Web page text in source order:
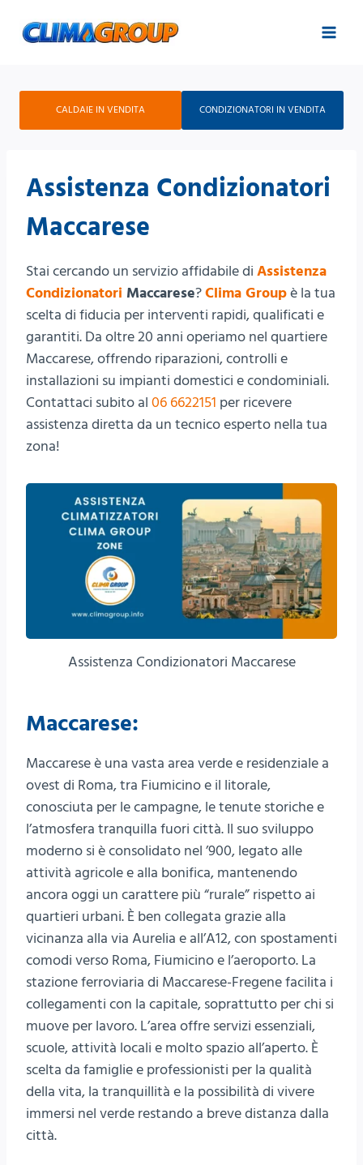
CALDAIE IN VENDITA CONDIZIONATORI IN VENDITA
Assistenza Condizionatori
Maccarese
Stai cercando un servizio affidabile di Assistenza
Condizionatori Maccarese?Clima Groupè la tua
scelta di fiducia per interventi rapidi, qualificati e
garantiti. Da oltre 20 anni operiamo nel quartiere
Maccarese, offrendo riparazioni, controlli e
installazioni su impianti domestici e condominiali.
Contattaci subito al 06 6622151 per ricevere
assistenza diretta da un tecnico esperto nella tua
zona!
Assistenza Condizionatori Maccarese
Maccarese:
Maccarese è una vasta area verde e residenziale a
ovest di Roma, tra Fiumicino e il litorale,
conosciuta per le campagne, le tenute storiche e
l’atmosfera tranquilla fuori città. Il suo sviluppo
moderno si è consolidato nel ’900, legato alle
attività agricole e alla bonifica, mantenendo
ancora oggi un carattere più “rurale” rispetto ai
quartieri urbani. È ben collegata grazie alla
vicinanza alla via Aurelia e all’A12, con spostamenti
comodi verso Roma, Fiumicino e l’aeroporto. La
stazione ferroviaria di Maccarese-Fregene facilita i
collegamenti con la capitale, soprattutto per chi si
muove per lavoro. L’area offre servizi essenziali,
scuole, attività locali e molto spazio all’aperto. È
scelta da famiglie e professionisti per la qualità
della vita, la tranquillità e la possibilità di vivere
immersi nel verde restando a breve distanza dalla
città.